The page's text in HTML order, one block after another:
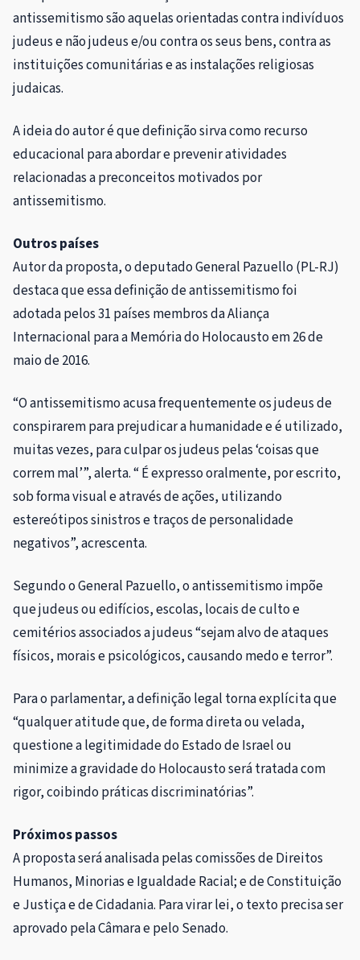
antissemitismo são aquelas orientadas contra indivíduos
judeus e não judeus e/ou contra os seus bens, contra as
instituições comunitárias e as instalações religiosas
judaicas.
A ideia do autor é que definição sirva como recurso
educacional para abordar e prevenir atividades
relacionadas a preconceitos motivados por
antissemitismo.
Outros países
Autor da proposta, o deputado General Pazuello (PL-RJ)
destaca que essa definição de antissemitismo foi
adotada pelos 31 países membros da Aliança
Internacional para a Memória do Holocausto em 26 de
maio de 2016.
“O antissemitismo acusa frequentemente os judeus de
conspirarem para prejudicar a humanidade e é utilizado,
muitas vezes, para culpar os judeus pelas ‘coisas que
correm mal’”, alerta. “ É expresso oralmente, por escrito,
sob forma visual e através de ações, utilizando
estereótipos sinistros e traços de personalidade
negativos”, acrescenta.
Segundo o General Pazuello, o antissemitismo impõe
que judeus ou edifícios, escolas, locais de culto e
cemitérios associados a judeus “sejam alvo de ataques
físicos, morais e psicológicos, causando medo e terror”.
Para o parlamentar, a definição legal torna explícita que
“qualquer atitude que, de forma direta ou velada,
questione a legitimidade do Estado de Israel ou
minimize a gravidade do Holocausto será tratada com
rigor, coibindo práticas discriminatórias”.
Próximos passos
A proposta será analisadapelas comissões de Direitos
Humanos, Minorias e Igualdade Racial; e de Constituição
e Justiça e de Cidadania. Para virar lei, o texto precisa ser
aprovado pela Câmara e pelo Senado.